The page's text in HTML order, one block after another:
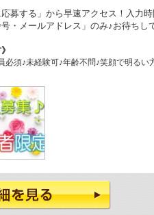
応募する」から早速アクセス！入力
・メールアドレス」のみ♪お待ちし
必須♪未経験可♪年齢不問♪笑顔で明るい